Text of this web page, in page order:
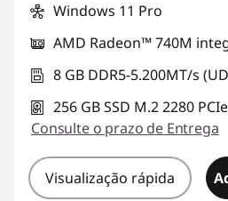
Windows 11 Pro
AMD Radeon™ 740M
8 GB DDR5-5.200MT/s
256 GB SSD M.2 2280
Consulte o prazo de Entrega
Visualização rápida